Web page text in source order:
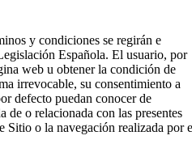
y condiciones se regirán e
Española. El usuario, por
web u obtener la condición de
irrevocable, su consentimiento a
defecto puedan conocer de
o relacionada con las presentes
Sitio o la navegación realizada por